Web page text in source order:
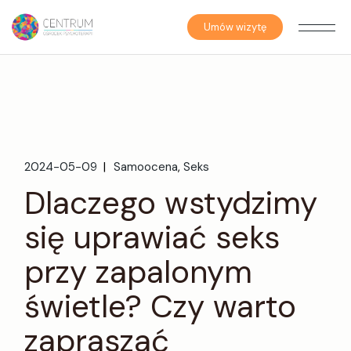
Umów wizytę
2024-05-09 Samoocena Seks
Dlaczego wstydzimy
się uprawiać seks
przy zapalonym
świetle? Czy warto
zapraszać